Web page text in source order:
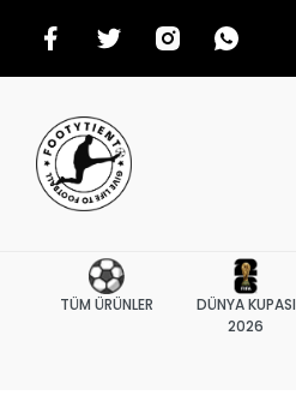
TÜM ÜRÜNLER
DÜNYA KUPASI
2026